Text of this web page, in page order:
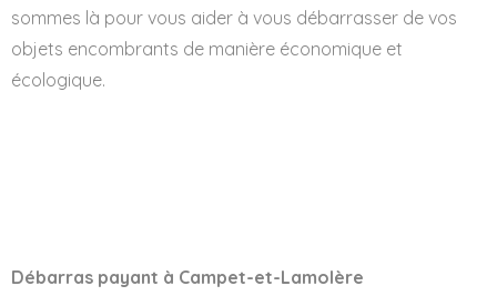
sommes là pour vous aider à vous débarrasser de vos
objets encombrants de manière économique et
écologique.
Débarras payant à Campet-et-Lamolère